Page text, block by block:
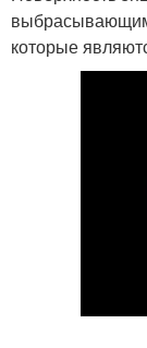
которые